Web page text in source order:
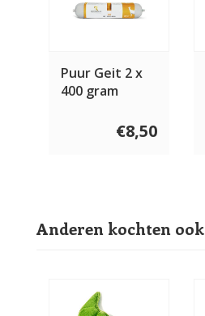
Puur Geit 2 x
400 gram
€8,50
Anderen kochten ook